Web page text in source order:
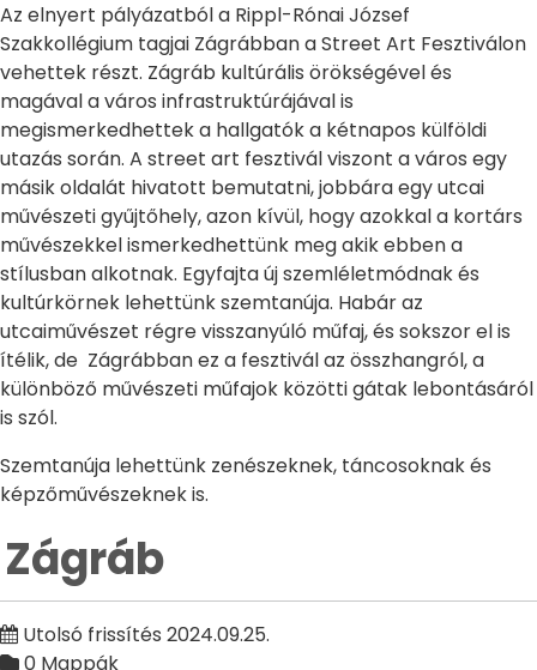
Az elnyert pályázatból a Rippl-Rónai József
Szakkollégium tagjai Zágrábban a Street Art Fesztiválon
vehettek részt. Zágráb kultúrális örökségével és
magával a város infrastruktúrájával is
megismerkedhettek a hallgatók a kétnapos külföldi
utazás során. A street art fesztivál viszont a város egy
másik oldalát hivatott bemutatni, jobbára egy utcai
művészeti gyűjtőhely, azon kívül, hogy azokkal a kortárs
művészekkel ismerkedhettünk meg akik ebben a
stílusban alkotnak. Egyfajta új szemléletmódnak és
kultúrkörnek lehettünk szemtanúja. Habár az
utcaiművészet régre visszanyúló műfaj, és sokszor el is
ítélik, de Zágrábban ez a fesztivál az összhangról, a
különböző művészeti műfajok közötti gátak lebontásáról
is szól.
Szemtanúja lehettünk zenészeknek, táncosoknak és
képzőművészeknek is.
Zágráb
Utolsó frissítés 2024.09.25.
0 Mappák